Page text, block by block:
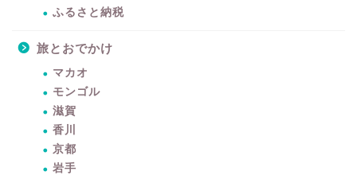
ふるさと納税
旅とおでかけ
マカオ
モンゴル
滋賀
香川
京都
岩手